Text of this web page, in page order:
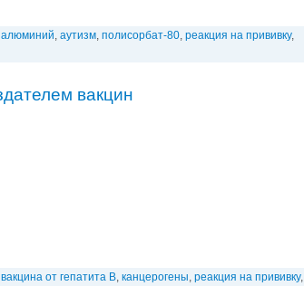
алюминий аутизм полисорбат-80 реакция на прививку,
вакцин
вакцинa от гепатита В, канцерогены, реакция на прививку,